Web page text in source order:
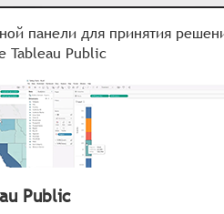
панели для принятия
Tableau Public
Public